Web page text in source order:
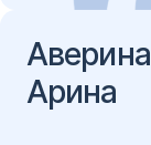
Аверина
Арина